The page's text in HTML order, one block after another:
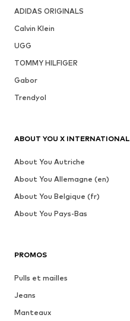
ADIDAS ORIGINALS
Calvin Klein
UGG
TOMMY HILFIGER
Gabor
Trendyol
PROMOS
Pulls et mailles
Jeans
Manteaux
ABOUT YOU X INTERNATIONAL
About You Autriche
About You Allemagne (en)
About You Belgique (fr)
About You Pays-Bas